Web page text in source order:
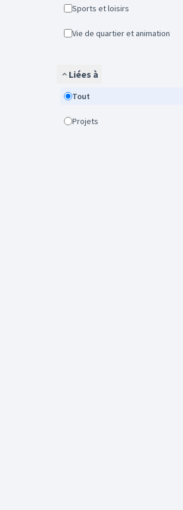
Sports et loisirs
Vie de quartier et animation
Liées à
Tout
Projets